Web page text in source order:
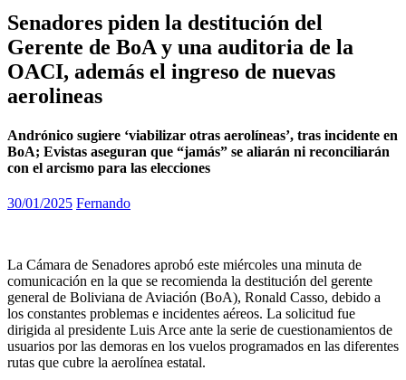
Senadores piden la destitución del
Gerente de BoA y una auditoria de la
OACI, además el ingreso de nuevas
aerolineas
Andrónico sugiere ‘viabilizar otras aerolíneas’, tras incidente en
BoA; Evistas aseguran que “jamás” se aliarán ni reconciliarán
con el arcismo para las elecciones
30/01/2025 Fernando
La Cámara de Senadores aprobó este miércoles una minuta de
comunicación en la que se recomienda la destitución del gerente
general de Boliviana de Aviación (BoA), Ronald Casso, debido a
los constantes problemas e incidentes aéreos. La solicitud fue
dirigida al presidente Luis Arce ante la serie de cuestionamientos de
usuarios por las demoras en los vuelos programados en las diferentes
rutas que cubre la aerolínea estatal.